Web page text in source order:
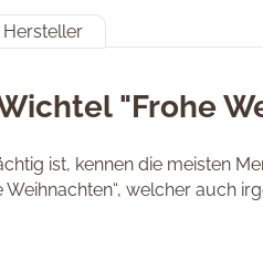
Hersteller
"Frohe
ist, kennen die meisten
welcher auch